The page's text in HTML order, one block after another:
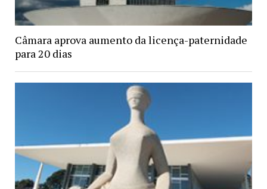
Câmara aprova aumento da licença-paternidade
para 20 dias